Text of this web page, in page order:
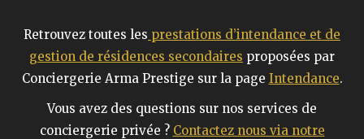
Retrouvez toutes les prestations d’intendance et de
gestion de résidences secondaires proposées par
Conciergerie Arma Prestige sur la page Intendance.
Vous avez des questions sur nos services de
conciergerie privée ? Contactez nous via notre